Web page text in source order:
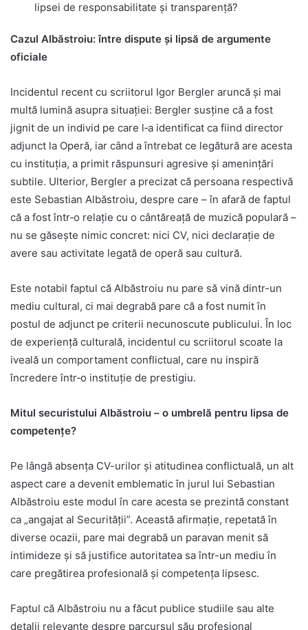
lipsei de responsabilitate și transparență?
Cazul Albăstroiu: între dispute și lipsă de argumente
oficiale
Incidentul recent cu scriitorul Igor Bergler aruncă și mai
multă lumină asupra situației: Bergler susține că a fost
jignit de un individ pe care l‑a identificat ca fiind director
adjunct la Operă, iar când a întrebat ce legătură are acesta
cu instituția, a primit răspunsuri agresive și amenințări
subtile. Ulterior, Bergler a precizat că persoana respectivă
este Sebastian Albăstroiu, despre care – în afară de faptul
că a fost într‑o relație cu o cântăreață de muzică populară –
nu se găsește nimic concret: nici CV, nici declarație de
avere sau activitate legată de operă sau cultură.
Este notabil faptul că Albăstroiu nu pare să vină dintr-un
mediu cultural, ci mai degrabă pare că a fost numit în
postul de adjunct pe criterii necunoscute publicului. În loc
de experiență culturală, incidentul cu scriitorul scoate la
iveală un comportament conflictual, care nu inspiră
încredere într‑o instituție de prestigiu.
Mitul securistului Albăstroiu – o umbrelă pentru lipsa de
competențe?
Pe lângă absența CV-urilor și atitudinea conflictuală, un alt
aspect care a devenit emblematic în jurul lui Sebastian
Albăstroiu este modul în care acesta se prezintă constant
ca „angajat al Securității”. Această afirmație, repetată în
diverse ocazii, pare mai degrabă un paravan menit să
intimideze și să justifice autoritatea sa într-un mediu în
care pregătirea profesională și competența lipsesc.
Faptul că Albăstroiu nu a făcut publice studiile sau alte
detalii relevante despre parcursul său profesional